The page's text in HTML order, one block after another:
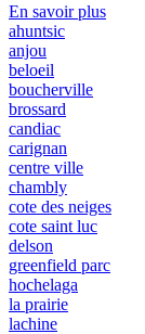
En savoir plus
ahuntsic
anjou
beloeil
boucherville
brossard
candiac
carignan
centre ville
chambly
cote des neiges
cote saint luc
delson
greenfield parc
hochelaga
la prairie
lachine